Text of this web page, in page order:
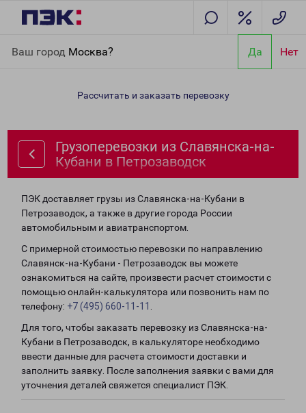
Ваш город Москва? Да Нет
Кубани в Петрозаводск
Рассчитать и заказать перевозку
Грузоперевозки из Славянска-на-
Кубани в Петрозаводск
ПЭК доставляет грузы из Славянска-на-Кубани в
Петрозаводск, а также в другие города России
автомобильным и авиатранспортом.
С примерной стоимостью перевозки по направлению
Славянск-на-Кубани - Петрозаводск вы можете
ознакомиться на сайте, произвести расчет стоимости с
помощью онлайн-калькулятора или позвонить нам по
телефону: +7 (495) 660-11-11
Для того, чтобы заказать перевозку из Славянска-на-
Кубани в Петрозаводск, в калькуляторе необходимо
ввести данные для расчета стоимости доставки и
заполнить заявку. После заполнения заявки с вами для
уточнения деталей свяжется специалист ПЭК.